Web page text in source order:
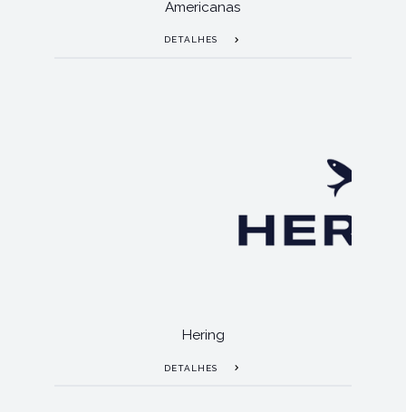
Americanas
DETALHES
Hering
DETALHES